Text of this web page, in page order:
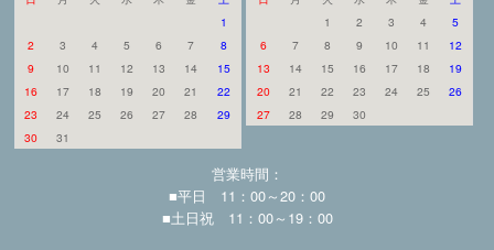
1
2
3 4 5 6 7
8
9
10 11 12 13 14
15
16
17 18 19 20 21
22
23
24 25 26 27 28
29
30
31
1
2 3 4
5
6
7 8 9 10 11
12
13
14 15 16 17 18
19
20
21 22 23 24 25
26
27
28 29 30
営業時間：
■平日 11：00～20：00
■土日祝 11：00～19：00